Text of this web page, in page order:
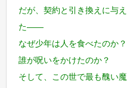
だが、契約と引き換えに与
た――
なぜ少年は人を食べたのか？
誰が呪いをかけたのか？
そして、この世で最も醜い